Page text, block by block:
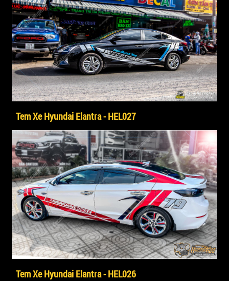
Tem Xe Hyundai Elantra - HEL027
Tem Xe Hyundai Elantra - HEL026